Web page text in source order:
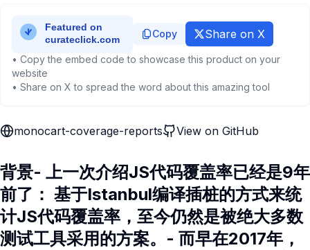
Copy Share on X
• Copy the embed code to showcase this product on your
website
• Share on X to spread the word about this amazing tool
monocart-coverage-reports View on GitHub
背景- 上一次介绍JS代码覆盖率已经是9年
前了： 基于Istanbul编译插桩的方式来统
计JS代码覆盖率，至今仍然是被绝大多数
测试工具采用的方案。- 而早在2017年，